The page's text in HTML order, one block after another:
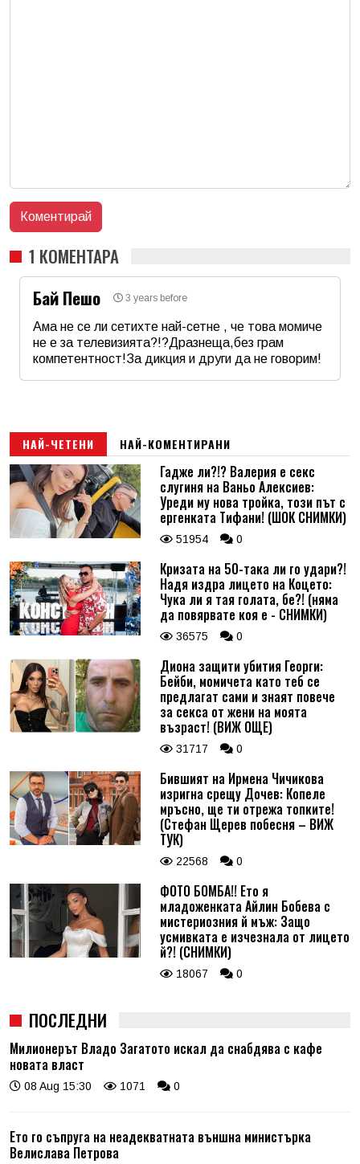
1 КОМЕНТАРА
Бай Пешо
3 years before
Ама не се ли сетихте най-сетне , че това момиче
не е за телевизията?!?Дразнеща,без грам
компетентност!За дикция и други да не говорим!
Email
Коментар*
НАЙ-ЧЕТЕНИ НАЙ-КОМЕНТИРАНИ
Гадже ли?!? Валерия е секс
слугиня на Ваньо Алексиев:
Уреди му нова тройка, този път с
ергенката Тифани! (ШОК СНИМКИ)
51954 0
Кризата на 50-така ли го удари?!
Надя издра лицето на Коцето:
Чука ли я тая голата, бе?! (няма
да повярвате коя е - СНИМКИ)
36575 0
Диона защити убития Георги:
Бейби, момичета като теб се
предлагат сами и знаят повече
за секса от жени на моята
възраст! (ВИЖ ОЩЕ)
31717 0
Бившият на Ирмена Чичикова
изригна срещу Дочев: Копеле
мръсно, ще ти отрежа топките!
(Стефан Щерев побесня – ВИЖ
ТУК)
22568 0
ФОТО БОМБА!! Ето я
младоженката Айлин Бобева с
мистериозния й мъж: Защо
усмивката е изчезнала от лицето
й?! (СНИМКИ)
18067 0
ПОСЛЕДНИ
Милионерът Владо Загатото искал да снабдява с кафе
новата власт
08 Aug 15:30 1071 0
Ето го съпруга на неадекватната външна министърка
Велислава Петрова